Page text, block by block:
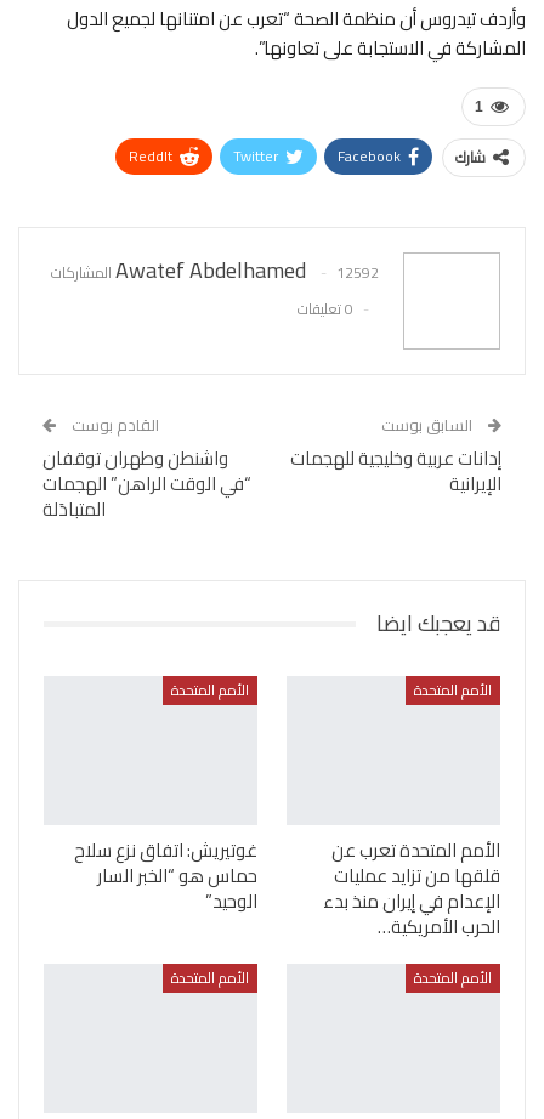
وأردف تيدروس أن منظمة الصحة “تعرب عن امتنانها لجميع الدول
المشاركة في الاستجابة على تعاونها”.
1
شارك Facebook
Twitter
ReddIt
Awatef Abdelhamed
12592 المشاركات
0 تعليقات
السابق بوست
إدانات عربية وخليجية للهجمات
الإيرانية
القادم بوست
واشنطن وطهران توقفان
“في الوقت الراهن” الهجمات
المتبادَلة
قد يعجبك ايضا
الأمم المتحدة
الأمم المتحدة تعرب عن
قلقها من تزايد عمليات
الإعدام في إيران منذ بدء
الحرب الأمريكية…
الأمم المتحدة
غوتيريش: اتفاق نزع سلاح
حماس هو “الخبر السار
الوحيد”
الأمم المتحدة الأمم المتحدة